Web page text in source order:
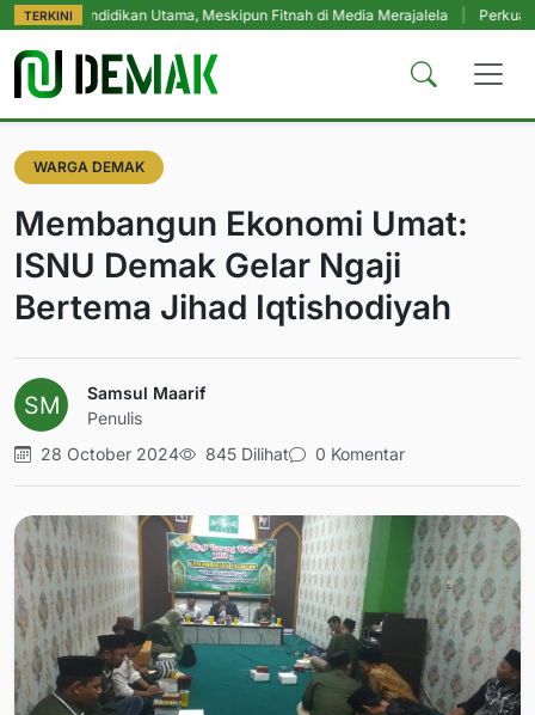
TERKINIUtama, Meskipun Fitnah di Media Merajalela | Perkuat Komitmen
WARGA DEMAK
Membangun Ekonomi Umat:
ISNU Demak Gelar Ngaji
Bertema Jihad Iqtishodiyah
Samsul Maarif
Penulis
28 October 2024
845 Dilihat 0 Komentar